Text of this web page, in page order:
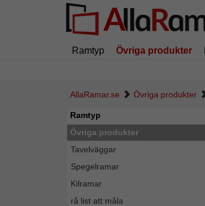
Ramtyp Övriga produkter
AllaRamar.se Övriga produkter
Ramtyp
Övriga produkter
Tavelväggar
Spegelramar
Kilramar
rå list att måla